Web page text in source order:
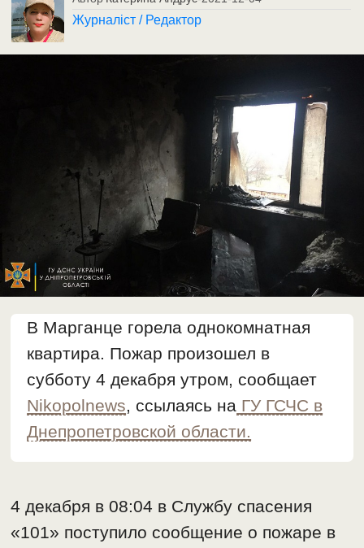
Журналіст / Редактор
В Марганце горела однокомнатная
квартира. Пожар произошел в
субботу 4 декабря утром, сообщает
Nikopolnews, ссылаясь на ГУ ГСЧС в
Днепропетровской области.
4 декабря в 08:04 в Службу спасения
«101» поступило сообщение о пожаре в